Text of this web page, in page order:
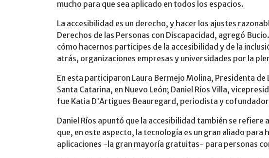
mucho para que sea aplicado en todos los espacios.
La accesibilidad es un derecho, y hacer los ajustes
Derechos de las Personas con Discapacidad, agregó
cómo hacernos partícipes de la accesibilidad y de la
atrás, organizaciones empresas y universidades por la
En esta participaron Laura Bermejo Molina, Presidenta
Santa Catarina, en Nuevo León; Daniel Ríos Villa,
fue Katia D’Artigues Beauregard, periodista y
Daniel Ríos apuntó que la accesibilidad también se
que, en este aspecto, la tecnología es un gran aliado
aplicaciones -la gran mayoría gratuitas- para personas